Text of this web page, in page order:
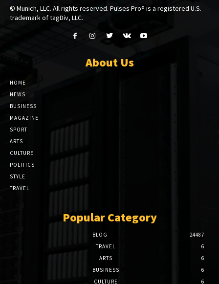
© Munich, LLC. All rights reserved. Pulses Pro® is a registered U.S.
trademark of tagDiv, LLC.
About Us
HOME
NEWS
BUSINESS
MAGAZINE
SPORT
ARTS
CULTURE
POLITICS
STYLE
TRAVEL
Popular Category
BLOG
24487
TRAVEL
6
ARTS
6
BUSINESS
6
CULTURE
6